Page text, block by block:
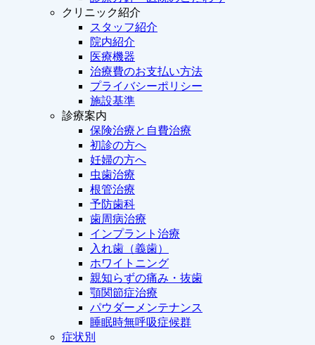
クリニック紹介
スタッフ紹介
院内紹介
医療機器
治療費のお支払い方法
プライバシーポリシー
施設基準
診療案内
保険治療と自費治療
初診の方へ
妊婦の方へ
虫歯治療
根管治療
予防歯科
歯周病治療
インプラント治療
入れ歯（義歯）
ホワイトニング
親知らずの痛み・抜歯
顎関節症治療
パウダーメンテナンス
睡眠時無呼吸症候群
症状別